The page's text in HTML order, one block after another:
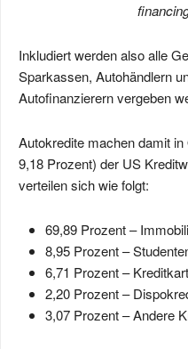
Inkludiert werden also alle
Sparkassen, Autohändlern
Autofinanzierern vergeben
Autokredite machen damit
9,18 Prozent) der US
verteilen sich wie folgt:
69,89 Prozent –
8,95 Prozent –
6,71 Prozent –
2,20 Prozent –
3,07 Prozent – Andere